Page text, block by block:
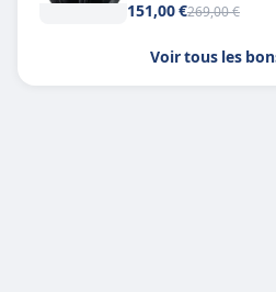
151,00 €269,00 €
Voir tous les